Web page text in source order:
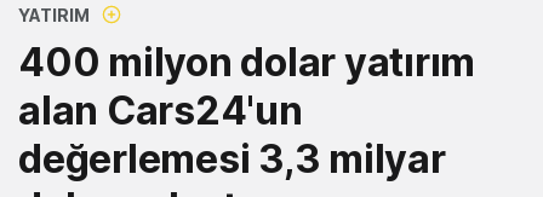
YATIRIM
400 milyon dolar yatırım
alan Cars24'un
değerlemesi 3,3 milyar